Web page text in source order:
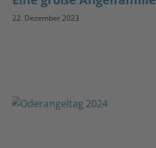
22. Dezember 2023